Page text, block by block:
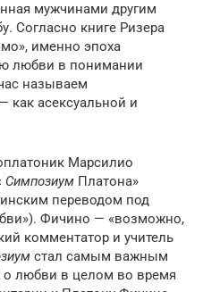
мужчинами другим
Согласно книге Ризера
именно эпоха
любви в понимании
называем
как асексуальной и
Марсилио
Симпозиум Платона»
переводом под
Фичино — «возможно,
комментатор и учитель
стал самым важным
о любви в целом во время